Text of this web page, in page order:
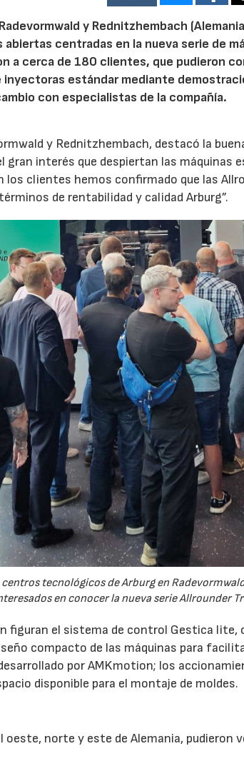
y Rednitzhembach
centradas en la nueva serie de
a cerca de 180 clientes, que pudieron
inyectoras estándar mediante
con especialistas de la compañía.
y Rednitzhembach, destacó la
interés que despiertan las máquinas
clientes hemos confirmado que las
de rentabilidad y calidad Arburg”.
tecnológicos de Arburg en
en conocer la nueva serie Allrounder
figuran el sistema de control Gestica lite,
compacto de las máquinas para
por AMKmotion; los
disponible para el montaje de moldes.
norte y este de Alemania, pudieron